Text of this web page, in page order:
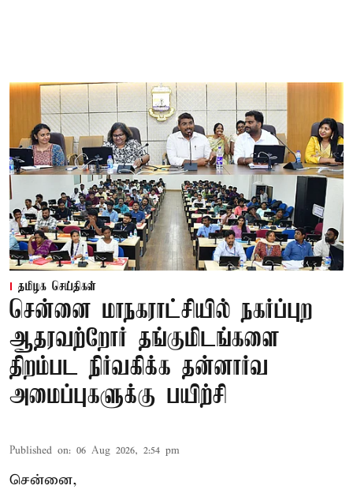
தமிழக செய்திகள்
சென்னை மாநகராட்சியில் நகர்ப்புற
ஆதரவற்றோர் தங்குமிடங்களை
திறம்பட நிர்வகிக்க தன்னார்வ
அமைப்புகளுக்கு பயிற்சி
Published on: 06 Aug 2026, 2:54 pm
சென்னை,